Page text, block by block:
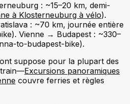
: ~15–20 km, demi-
à Klosterneuburg à vélo).
: ~70 km, journée entière
Vienne → Budapest : ~330–
to-budapest-bike).
suppose pour la plupart des
train—Excursions panoramiques
couvre ferries et règles